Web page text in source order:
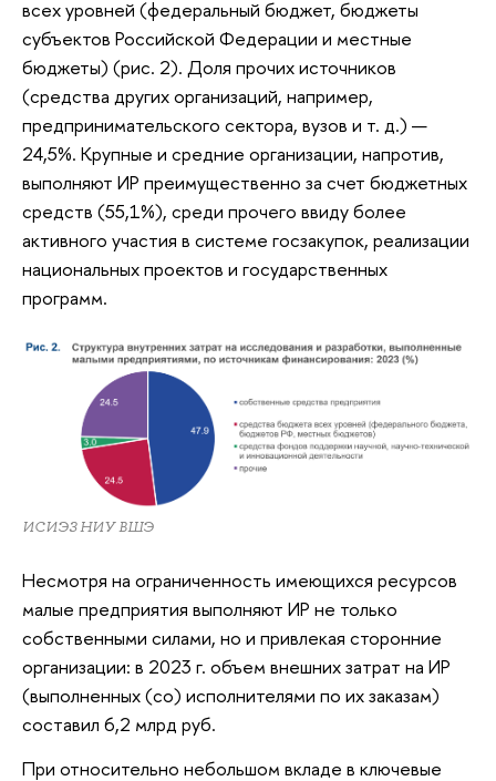
всех уровней (федеральный бюджет, бюджеты
субъектов Российской Федерации и местные
бюджеты) (рис. 2). Доля прочих источников
(средства других организаций, например,
предпринимательского сектора, вузов и т. д.) —
24,5%. Крупные и средние организации, напротив,
выполняют ИР преимущественно за счет бюджетных
средств (55,1%), среди прочего ввиду более
активного участия в системе госзакупок, реализации
национальных проектов и государственных
программ.
ИСИЭЗ НИУ ВШЭ
Несмотря на ограниченность имеющихся ресурсов
малые предприятия выполняют ИР не только
собственными силами, но и привлекая сторонние
организации: в 2023 г. объем внешних затрат на ИР
(выполненных (со) исполнителями по их заказам)
составил 6,2 млрд руб.
При относительно небольшом вкладе в ключевые